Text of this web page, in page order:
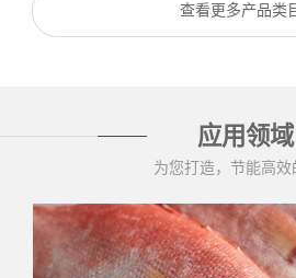
查看更多产品类
应用领域
为您打造，节能高效